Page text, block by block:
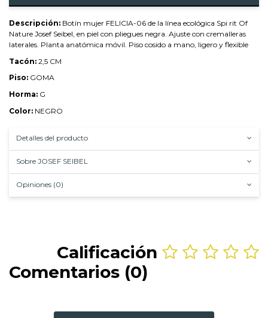
Descripción: Botín mujer FELICIA-06 de la línea ecológica Spi rit Of
Nature Josef Seibel, en piel con pliegues negra. Ajuste con cremalleras
laterales. Planta anatómica móvil. Piso cosido a mano, ligero y flexible
Tacón: 2,5 CM
Piso: GOMA
Horma: G
Color: NEGRO
Detalles del producto
Sobre JOSEF SEIBEL
Opiniones (0)
Calificación
Comentarios (0)